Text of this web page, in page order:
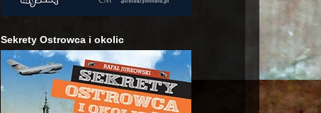
Sekrety Ostrowca i okolic